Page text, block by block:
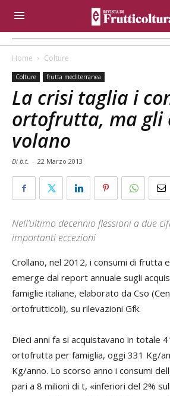
Home Colture
Colture frutta mediterranea
La crisi taglia i
ortofrutta, ma gli
volano
Di b.t. - 22 Marzo 2013
Nell’ultimo decennio flessioni a due
importanti eccezioni
Crollano, nel 2012, i consumi di frutta
emerge dal report annuale sugli
famiglie italiane, elaborato da Cso
ortofrutticoli), su rilevazioni Gfk.
Dieci anni fa si acquistavano in totale
ortofrutta per famiglia, oggi 331 Kg/
Kg/anno. Lo scorso anno i consumi
pari a 8 milioni di t, «inferiori del 2%